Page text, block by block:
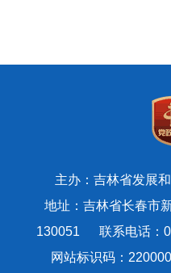
主办：吉林省发展
地址：吉林省长春市
130051 联系电话：
网站标识码：